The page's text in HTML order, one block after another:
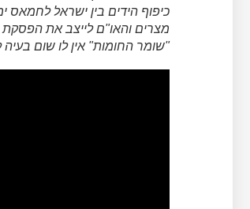
כיפוף הידים בין ישראל
מצרים והאו"ם לייצב את הפסקת
"שומר החומות" אין לו שום